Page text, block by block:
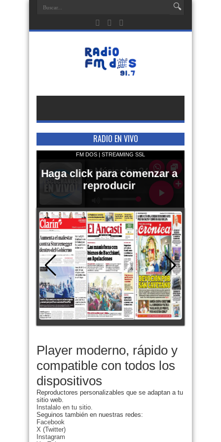
RADIO EN VIVO
Player moderno, rápido y
compatible con todos los
dispositivos
Reproductores personalizables que se adaptan a tu
sitio web.
Instalalo en tu sitio.
Seguinos también en nuestras redes:
Facebook
X (Twitter)
Instagram